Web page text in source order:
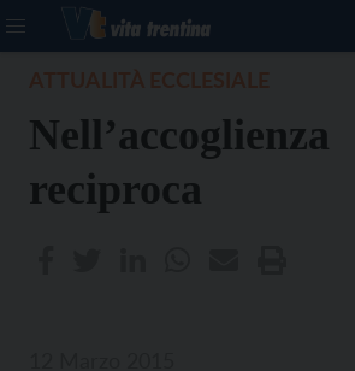
Nell’accoglienza
reciproca